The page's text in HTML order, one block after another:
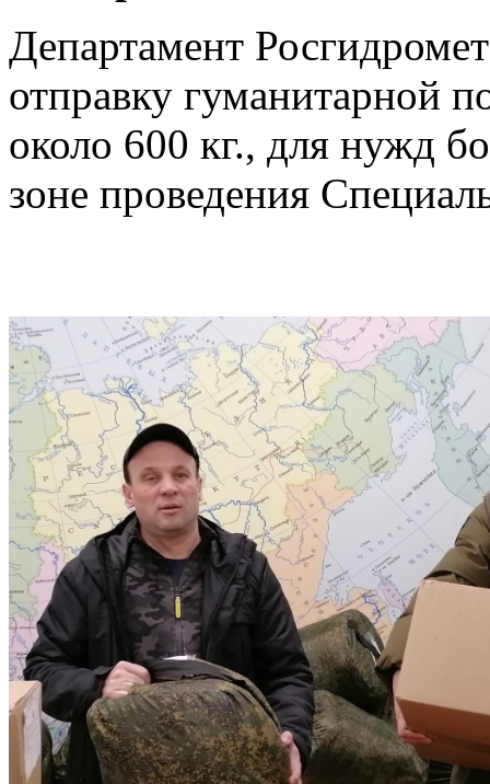
Департамент
отправку гуманитарной
около 600 кг., для нужд
зоне проведения